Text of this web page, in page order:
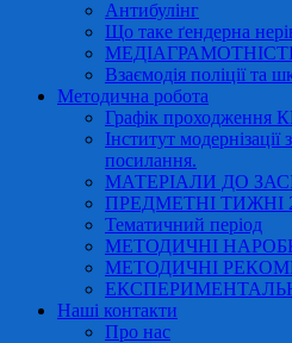
Антибулінг
Що таке ґендерна
Взаємодія поліції та
Методична робота
Графік проходження
Інститут модернізації
посилання.
МАТЕРІАЛИ ДО
ПРЕДМЕТНІ ТИЖНІ
Тематичний період
МЕТОДИЧНІ
МЕТОДИЧНІ
Наші контакти
Про нас